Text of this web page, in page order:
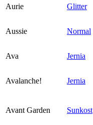
Aurie Glitter
Aussie Normal
Ava
Jernia
Avalanche! Jernia
Avant Garden Sunkost